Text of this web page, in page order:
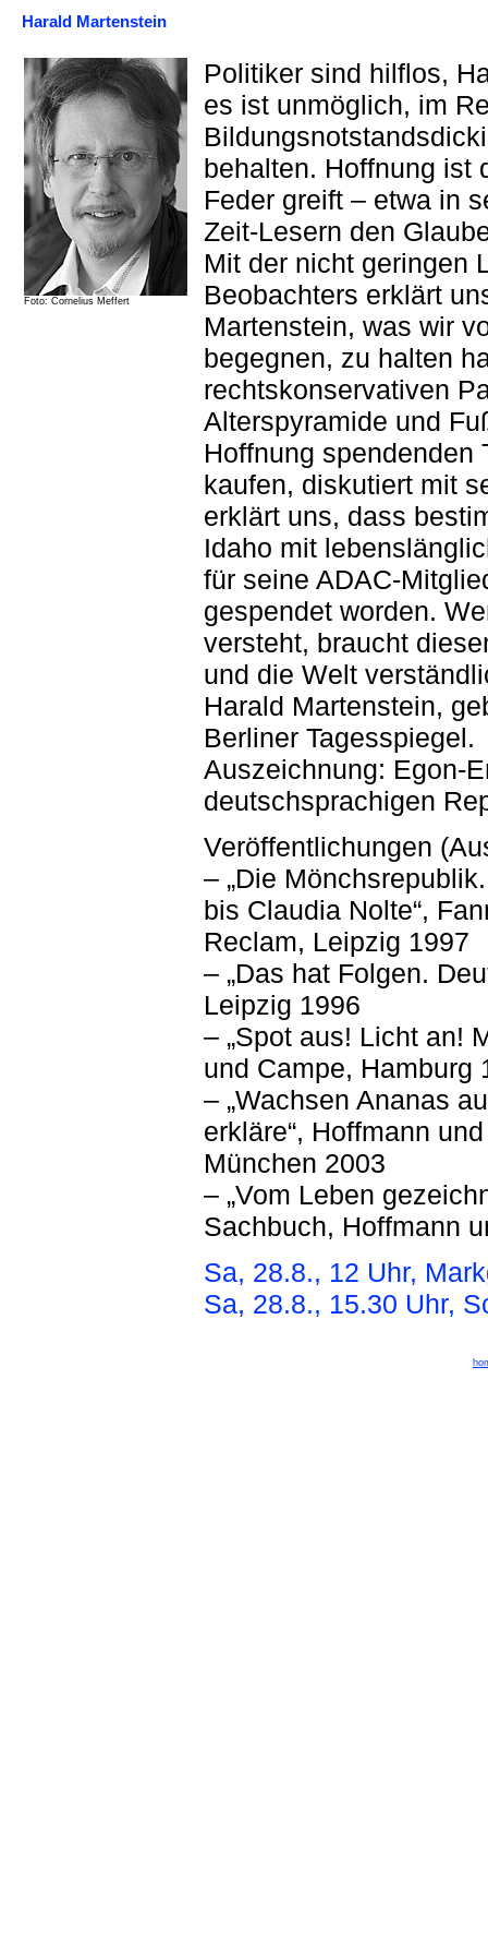
Harald Martenstein
Foto: Cornelius Meffert
Politiker sind hilflos,
es ist unmöglich, im
behalten. Hoffnung ist
Feder greift – etwa in
Zeit-Lesern den
Mit der nicht geringen
Beobachters erklärt
Martenstein, was wir
begegnen, zu halten
rechtskonservativen
Alterspyramide und
Hoffnung spendenden
kaufen, diskutiert mit
erklärt uns, dass
Idaho mit
für seine ADAC-
gespendet worden.
versteht, braucht
und die Welt
Harald Martenstein,
Berliner Tagesspiegel.
Auszeichnung: Egon-
deutschsprachigen
Veröffentlichungen
– „Die
bis Claudia Nolte“,
Reclam, Leipzig 1997
– „Das hat Folgen.
Leipzig 1996
– „Spot aus! Licht an!
und Campe, Hamburg
– „Wachsen Ananas
erkläre“, Hoffmann
München 2003
– „Vom Leben
Sachbuch, Hoffmann
Sa, 28.8., 12 Uhr,
Sa, 28.8., 15.30 Uhr,